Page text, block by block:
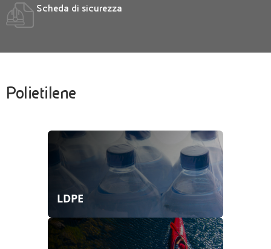
Scheda di sicurezza
Polietilene
LDPE